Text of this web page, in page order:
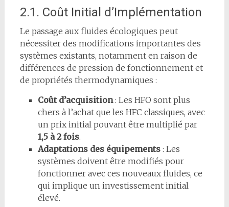
2.1. Coût Initial d’Implémentation
Le passage aux fluides écologiques peut
nécessiter des modifications importantes des
systèmes existants, notamment en raison de
différences de pression de fonctionnement et
de propriétés thermodynamiques :
Coût d’acquisition: Les HFO sont plus
chers à l’achat que les HFC classiques, avec
un prix initial pouvant être multiplié par
1,5 à 2 fois.
Adaptations des équipements: Les
systèmes doivent être modifiés pour
fonctionner avec ces nouveaux fluides, ce
qui implique un investissement initial
élevé.